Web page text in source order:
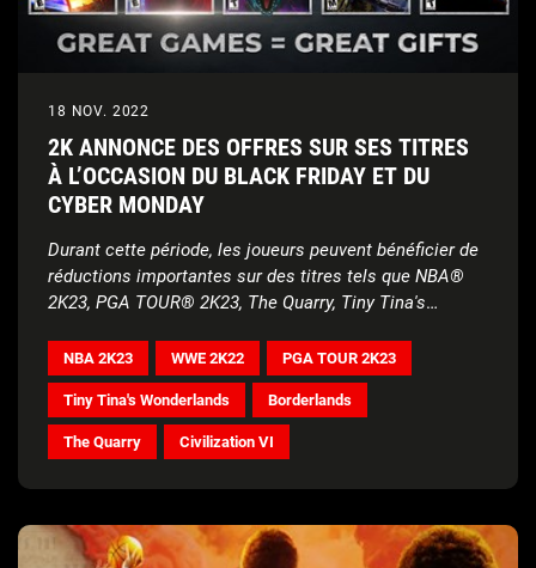
18 NOV. 2022
2K ANNONCE DES OFFRES SUR SES TITRES
À L’OCCASION DU BLACK FRIDAY ET DU
CYBER MONDAY
Durant cette période, les joueurs peuvent bénéficier de
réductions importantes sur des titres tels que NBA®
2K23, PGA TOUR® 2K23, The Quarry, Tiny Tina's
NBA 2K23 WWE 2K22 PGA TOUR 2K23
Tiny Tina's Wonderlands Borderlands
The Quarry Civilization VI